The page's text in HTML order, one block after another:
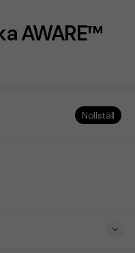
AWARE™
Nollställ